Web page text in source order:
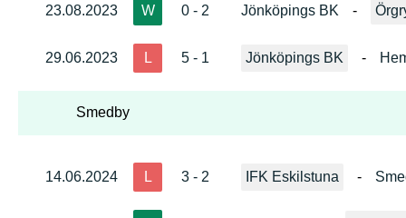
23.08.2023 W 0 - 2 Jönköpings BK -
29.06.2023 L 5 - 1 Jönköpings BK -
Smedby
14.06.2024 L 3 - 2 IFK Eskilstuna -